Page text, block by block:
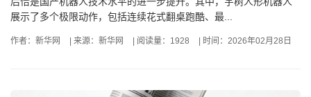
展示了多个极限动作，包括连续花式翻桌跑酷、最...
作者：新华网 来源：新华网 阅读量：1928 时间：2026年02月28日